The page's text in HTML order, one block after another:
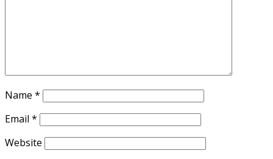
Name *
Email *
Website